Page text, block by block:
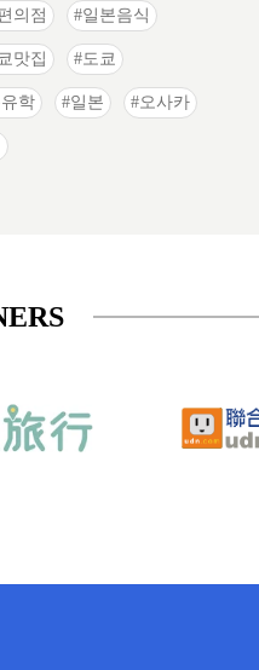
의점 일본음식
맛집 도쿄
학 일본 오사카